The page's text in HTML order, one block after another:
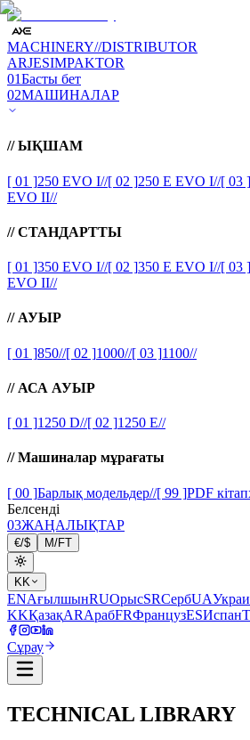
MACHINERY//DISTRIBUTOR
ARJESIMPAKTOR
01Басты бет
02МАШИНАЛАР
// ЫҚШАМ
[ 01 ]250 EVO I//[ 02 ]250 E EVO I//[ 03 ]
EVO II//
// СТАНДАРТТЫ
[ 01 ]350 EVO I//[ 02 ]350 E EVO I//[ 03 ]
EVO II//
// АУЫР
[ 01 ]850//[ 02 ]1000//[ 03 ]1100//
// АСА АУЫР
[ 01 ]1250 D//[ 02 ]1250 E//
// Машиналар мұрағаты
[ 00 ]Барлық модельдер//[ 99 ]PDF
Белсенді
03ЖАҢАЛЫҚТАР
€/$ M/FT
KK
ENАғылшынRUОрысSRСербUA
KKҚазақARАрабFRФранцузESИспан
Сұрау
TECHNICAL LIBRARY